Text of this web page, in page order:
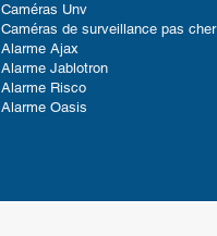
Caméras Unv
Caméras de surveillance pas cher
Alarme Ajax
Alarme Jablotron
Alarme Risco
Alarme Oasis